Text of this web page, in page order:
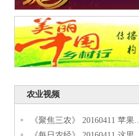
农业视频
《聚焦三农》 20160411 苹果...